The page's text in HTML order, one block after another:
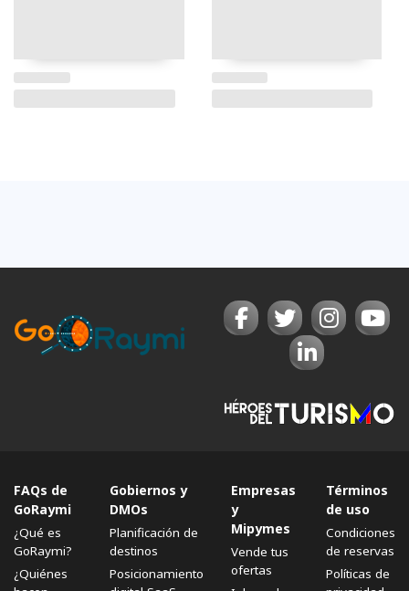
FAQs de
GoRaymi
¿Qué es
GoRaymi?
¿Quiénes
Gobiernos y
DMOs
Planificación de
destinos
Posicionamiento
Empresas
y
Mipymes
Vende tus
ofertas
Términos
de uso
Condiciones
de reservas
Políticas de